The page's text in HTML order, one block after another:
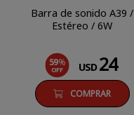
Barra de sonido A39 /
Estéreo / 6W
59%
OFF USD 24
COMPRAR